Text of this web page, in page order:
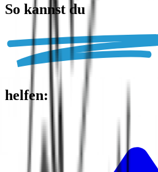
So kannst du
helfen: